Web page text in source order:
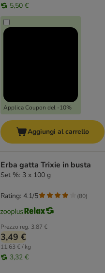
5,50 €
Applica Coupon del -10%
Aggiungi al carrello
Erba gatta Trixie in busta
Set %: 3 x 100 g
Prezzo reg. 3,87 €
3,49 €
11,63 € / kg
3,32 €
Rating: 4.1/5 (80)